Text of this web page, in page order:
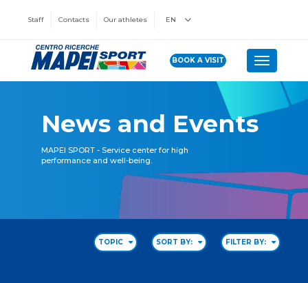
Staff Contacts Our athletes EN
BOOK A VISIT Toggle
News and Events
MAPEI SPORT - Service center for high
performance and well-being.
TOPIC SORT BY: FILTER BY: